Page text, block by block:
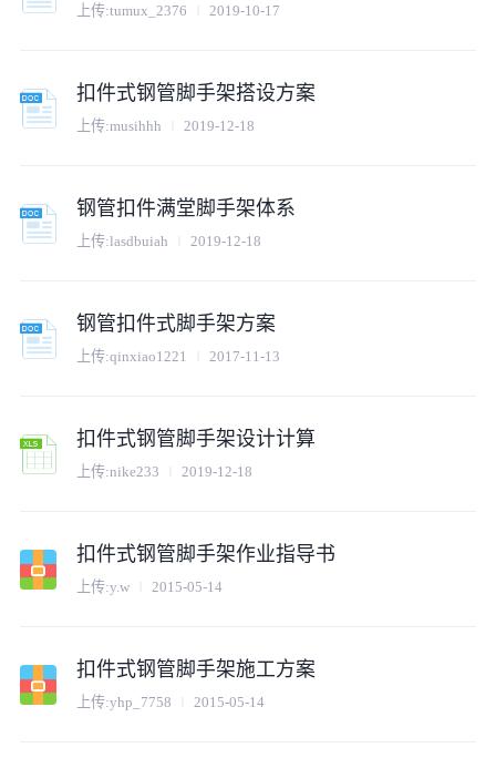
上传:tumux_2376 2019-10-17
扣件式钢管脚手架搭设方案
上传:musihhh 2019-12-18
钢管扣件满堂脚手架体系
上传:lasdbuiah 2019-12-18
钢管扣件式脚手架方案
上传:qinxiao1221 2017-11-13
扣件式钢管脚手架设计计算
上传:nike233 2019-12-18
扣件式钢管脚手架作业指导书
上传:y.w 2015-05-14
扣件式钢管脚手架施工方案
上传:yhp_7758 2015-05-14